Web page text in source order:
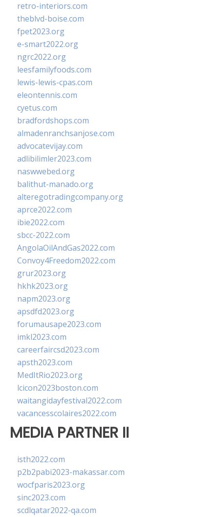
retro-interiors.com
theblvd-boise.com
fpet2023.org
e-smart2022.org
ngrc2022.org
leesfamilyfoods.com
lewis-lewis-cpas.com
eleontennis.com
cyetus.com
bradfordshops.com
almadenranchsanjose.com
advocatevijay.com
adlibilimler2023.com
naswwebed.org
balithut-manado.org
alteregotradingcompany.org
aprce2022.com
ibie2022.com
sbcc-2022.com
AngolaOilAndGas2022.com
Convoy4Freedom2022.com
grur2023.org
hkhk2023.org
napm2023.org
apsdfd2023.org
forumausape2023.com
imkl2023.com
careerfaircsd2023.com
apsth2023.com
MedItRio2023.org
lcicon2023boston.com
waitangidayfestival2022.com
vacancesscolaires2022.com
MEDIA PARTNER II
isth2022.com
p2b2pabi2023-makassar.com
wocfparis2023.org
sinc2023.com
scdlqatar2022-qa.com